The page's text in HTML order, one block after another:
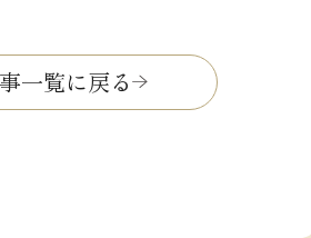
一覧に戻る